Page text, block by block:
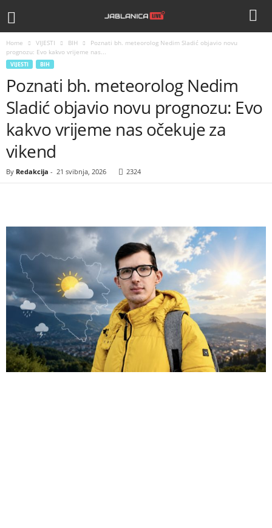
Home VIJESTI BIH
Poznati bh. meteorolog Nedim Sladić objavio novu
prognozu: Evo kakvo vrijeme nas...
VIJESTI BIH
Poznati bh. meteorolog Nedim
Sladić objavio novu prognozu: Evo
kakvo vrijeme nas očekuje za
vikend
By Redakcija - 21 svibnja, 2026 2324